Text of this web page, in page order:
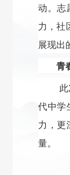
动。志
力，社
展现出
青
此次
代中学
力，更
量。